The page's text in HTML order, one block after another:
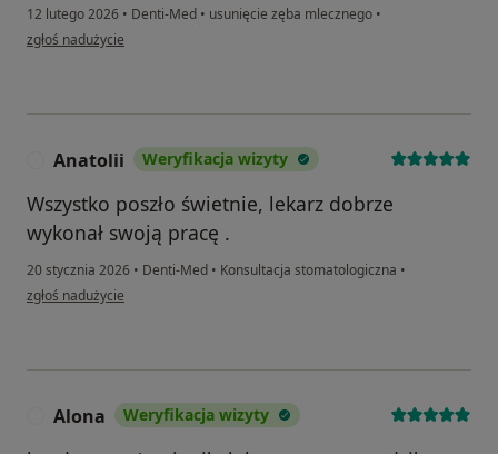
12 lutego 2026 • Denti-Med • usunięcie zęba mlecznego •
w opinii użytkownika Sylwia
zgłoś nadużycie
Anatolii Weryfikacja wizyty
Wszystko poszło świetnie, lekarz dobrze
wykonał swoją pracę .
20 stycznia 2026 • Denti-Med • Konsultacja stomatologiczna •
w opinii użytkownika Anatolii
zgłoś nadużycie
Alona Weryfikacja wizyty